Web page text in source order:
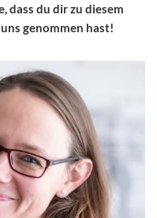
dass du dir zu diesem
genommen hast!